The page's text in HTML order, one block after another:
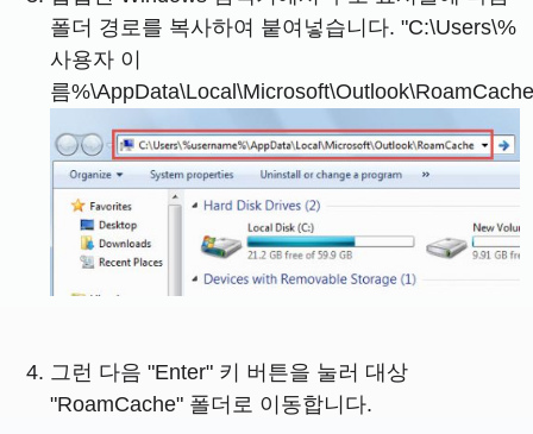
폴더 경로를 복사하여 붙여넣습니다. "C:\Users\%
사용자 이
름
그런 다음 "Enter" 키 버튼을 눌러 대상
"RoamCache" 폴더로 이동합니다.